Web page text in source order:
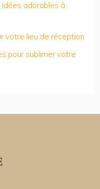
adorables à
votre lieu de réception
pour sublimer votre